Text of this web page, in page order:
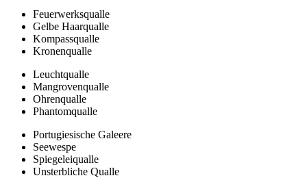
Feuerwerksqualle
Gelbe Haarqualle
Kompassqualle
Kronenqualle
Leuchtqualle
Mangrovenqualle
Ohrenqualle
Phantomqualle
Portugiesische Galeere
Seewespe
Spiegeleiqualle
Unsterbliche Qualle